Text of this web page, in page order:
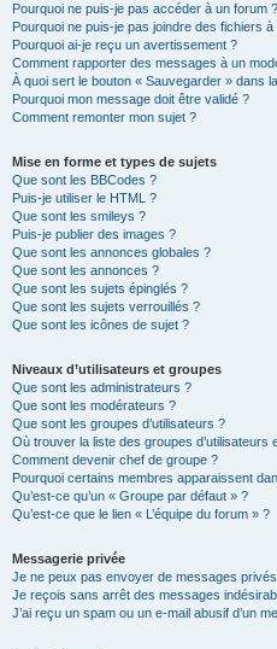
Pourquoi ne puis-je pas accéder à un forum ?
Pourquoi ne puis-je pas joindre des fichiers
Pourquoi ai-je reçu un avertissement ?
Comment rapporter des messages à un
À quoi sert le bouton « Sauvegarder » dans
Pourquoi mon message doit être validé ?
Comment remonter mon sujet ?
Mise en forme et types de sujets
Que sont les BBCodes ?
Puis-je utiliser le HTML ?
Que sont les smileys ?
Puis-je publier des images ?
Que sont les annonces globales ?
Que sont les annonces ?
Que sont les sujets épinglés ?
Que sont les sujets verrouillés ?
Que sont les icônes de sujet ?
Niveaux d’utilisateurs et groupes
Que sont les administrateurs ?
Que sont les modérateurs ?
Que sont les groupes d’utilisateurs ?
Où trouver la liste des groupes d’utilisateurs
Comment devenir chef de groupe ?
Pourquoi certains membres apparaissent
Qu’est-ce qu’un « Groupe par défaut » ?
Qu’est-ce que le lien « L’équipe du forum » ?
Messagerie privée
Je ne peux pas envoyer de messages
Je reçois sans arrêt des messages
J’ai reçu un spam ou un e-mail abusif d’un